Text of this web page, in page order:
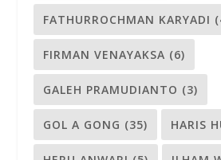
FATHURROCHMAN KARYADI
FIRMAN VENAYAKSA (6)
GALEH PRAMUDIANTO (3)
GOL A GONG (35) HARIS